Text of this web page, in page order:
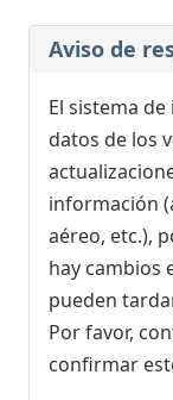
Aviso de
El sistema
datos de los
información
aéreo, etc.),
hay cambios
pueden
Por favor,
confirmar